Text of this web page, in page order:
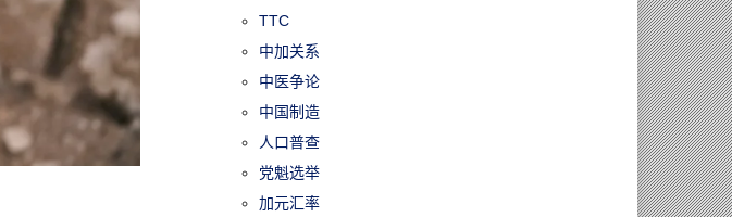
TTC
中加关系
中医争论
中国制造
人口普查
党魁选举
加元汇率